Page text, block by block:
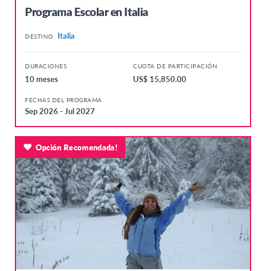
Programa Escolar en Italia
DESTINO Italia
DURACIONES
10 meses
CUOTA DE PARTICIPACIÓN
US$ 15,850.00
FECHAS DEL PROGRAMA
Sep 2026 - Jul 2027
Opción Recomendada!